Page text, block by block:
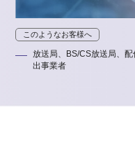
このようなお客様へ
放送局、BS/CS放送局、
出事業者